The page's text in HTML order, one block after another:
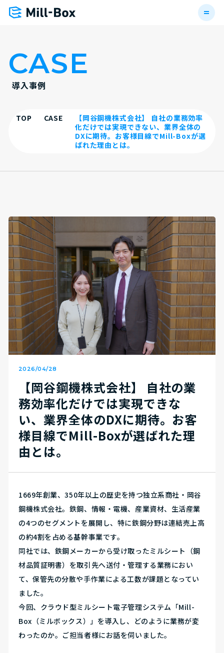
CASE
導入事例
TOP CASE
【岡谷鋼機株式会社】 自社の業務効率
化だけでは実現できない、業界全体の
DXに期待。お客様目線でMill-Boxが選
ばれた理由とは。
2026/04/28
【岡谷鋼機株式会社】 自社の業
務効率化だけでは実現できな
い、業界全体のDXに期待。お客
様目線でMill-Boxが選ばれた理
由とは。
1669年創業、350年以上の歴史を持つ独立系商社・岡谷
鋼機株式会社。鉄鋼、情報・電機、産業資材、生活産業
の4つのセグメントを展開し、特に鉄鋼分野は連結売上高
の約4割を占める基幹事業です。
同社では、鉄鋼メーカーから受け取ったミルシート（鋼
材品質証明書）を取引先へ送付・管理する業務におい
て、保管先の分散や手作業による工数が課題となってい
ました。
今回、クラウド型ミルシート電子管理システム「Mill-
Box（ミルボックス）」を導入し、どのように業務が変
わったのか。ご担当者様にお話を伺いました。